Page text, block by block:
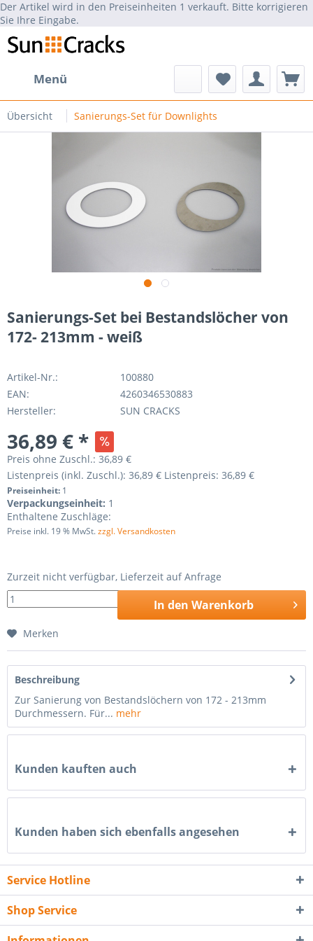
Der Artikel wird in den Preiseinheiten 1 verkauft. Bitte korrigieren
Sie Ihre Eingabe.
Menü
Übersicht Sanierungs-Set für Downlights
Sanierungs-Set bei Bestandslöcher von
172- 213mm - weiß
Artikel-Nr.:
100880
EAN:
4260346530883
Hersteller:
SUN CRACKS
36,89 € *
Preis ohne Zuschl.: 36,89 €
Listenpreis (inkl. Zuschl.): 36,89 € Listenpreis: 36,89 €
Preiseinheit: 1
Verpackungseinheit: 1
Enthaltene Zuschläge:
Preise inkl. 19 % MwSt.zzgl. Versandkosten
Zurzeit nicht verfügbar, Lieferzeit auf Anfrage
In den Warenkorb
Merken
Beschreibung
Zur Sanierung von Bestandslöchern von 172 - 213mm
Durchmessern. Für... mehr
Kunden kauften auch
Kunden haben sich ebenfalls angesehen
Service Hotline
Shop Service